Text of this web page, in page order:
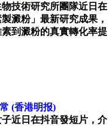
技術研究所團隊近日在
澱粉」最新研究成果，
到澱粉的真實轉化率提
(香港明报)
近日在抖音發短片，介